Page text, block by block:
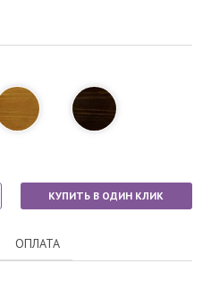
КУПИТЬ В ОДИН КЛИК
ОПЛАТА